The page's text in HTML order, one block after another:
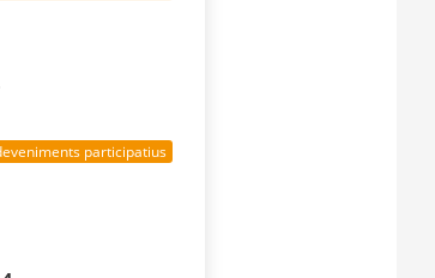
participatius